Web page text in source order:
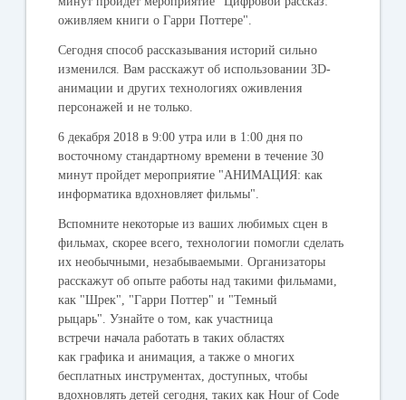
оживляем книги о Гарри Поттере".
Сегодня способ рассказывания историй сильно
изменился. Вам расскажут об использовании 3D-
анимации и других технологиях оживления
персонажей и не только.
6 декабря 2018 в 9:00 утра или в 1:00 дня по
восточному стандартному времени в течение 30
минут пройдет мероприятие "АНИМАЦИЯ: как
информатика вдохновляет фильмы".
Вспомните некоторые из ваших любимых сцен в
фильмах, скорее всего, технологии помогли сделать
их необычными, незабываемыми. Организаторы
расскажут об опыте работы над такими фильмами,
как "Шрек", "Гарри Поттер" и "Темный
рыцарь". Узнайте о том, как участница
встречи начала работать в таких областях
как графика и анимация, а также о многих
бесплатных инструментах, доступных, чтобы
вдохновлять детей сегодня, таких как Hour of Code